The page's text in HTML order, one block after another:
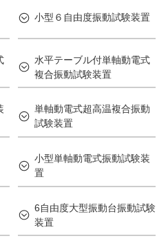
小型６自由度振動試験装置
水平テーブル付単軸動電式
複合振動試験装置
単軸動電式超高温複合振動
試験装置
小型単軸動電式振動試験装
置
6自由度大型振動台振動試験
装置